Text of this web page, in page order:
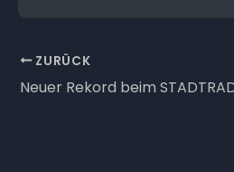
ZURÜCK